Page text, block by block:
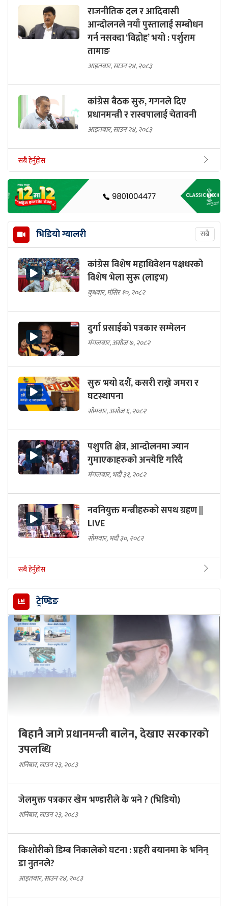
राजनीतिक दल र आदिवासी
आन्दोलनले नयाँ पुस्तालाई सम्बोधन
गर्न नसक्दा ‘विद्रोह’ भयो : पर्शुराम
तामाङ
आइतबार, साउन २४, २०८३
कांग्रेस बैठक सुरु, गगनले दिए
प्रधानमन्त्री र रास्वपालाई चेतावनी
आइतबार, साउन २४, २०८३
सबै हेर्नुहोस
भिडियो ग्यालरी सबै
कांग्रेस विशेष महाधिवेशन पक्षधरको
विशेष भेला सुरू (लाइभ)
बुधबार, मंसिर १०, २०८२
दुर्गा प्रसाईको पत्रकार सम्मेलन
मंगलबार, असोज ७, २०८२
सुरु भयो दशैं, कसरी राख्ने जमरा र
घटस्थापना
सोमबार, असोज ६, २०८२
पशुपति क्षेत्र, आन्दोलनमा ज्यान
गुमाएकाहरुको अन्त्येष्टि गरिदै
मंगलबार, भदौ ३१, २०८२
नवनियुक्त मन्त्रीहरुको सपथ ग्रहण ||
LIVE
सोमबार, भदौ ३०, २०८२
सबै हेर्नुहोस
ट्रेण्डिङ
बिहानै जागे प्रधानमन्त्री बालेन, देखाए सरकारकाे
उपलब्धि
शनिबार, साउन २३, २०८३
जेलमुक्त पत्रकार खेम भण्डारीले के भने ? (भिडियो)
शनिबार, साउन २३, २०८३
किशोरीको डिम्ब निकालेको घटना : प्रहरी बयानमा के भनिन्
डा नुतनले?
आइतबार, साउन २४, २०८३